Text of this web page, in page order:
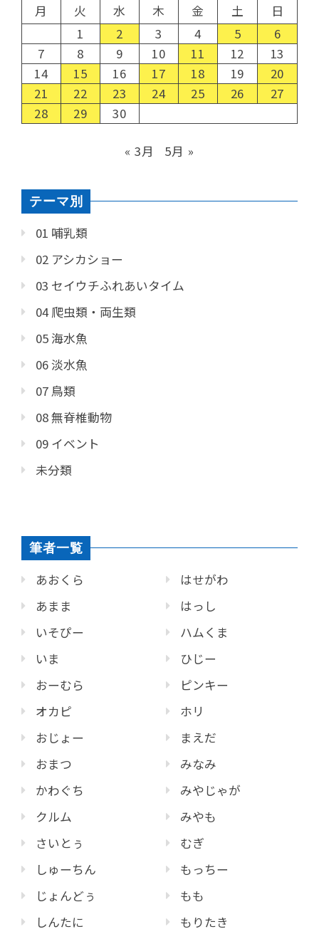
月 火 水 木 金 土
日
1
2 3 4 5
6
7
8 9 10 11 12
13
14
15 16 17 18 19
20
21
22 23 24 25 26
27
28
29 30
« 3月 5月 »
テーマ別
01 哺乳類
02 アシカショー
03 セイウチふれあいタイム
04 爬虫類・両生類
05 海水魚
06 淡水魚
07 鳥類
08 無脊椎動物
09 イベント
未分類
筆者一覧
あおくら
あまま
いそぴー
いま
おーむら
オカピ
おじょー
おまつ
かわぐち
クルム
さいとぅ
しゅーちん
じょんどぅ
しんたに
はせがわ
はっし
ハムくま
ひじー
ピンキー
ホリ
まえだ
みなみ
みやじゃが
みやも
むぎ
もっちー
もも
もりたき